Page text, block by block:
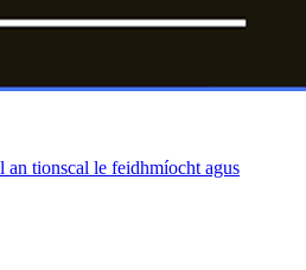
an tionscal le feidhmíocht agus